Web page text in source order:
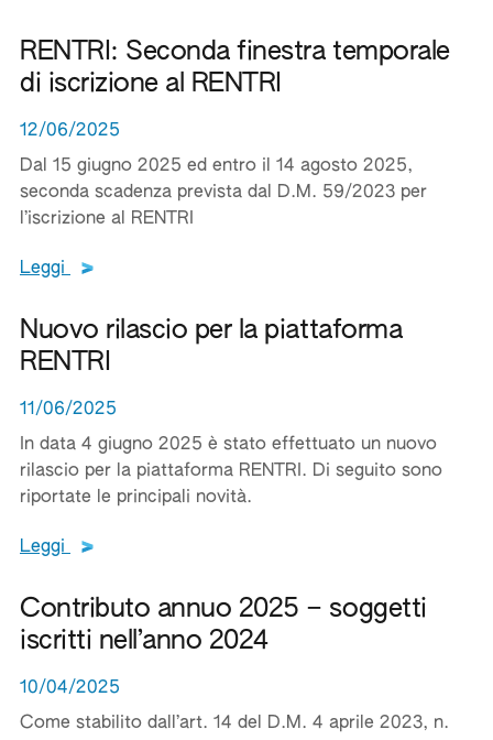
RENTRI: Seconda finestra temporale
di iscrizione al RENTRI
12/06/2025
Dal 15 giugno 2025 ed entro il 14 agosto 2025,
seconda scadenza prevista dal D.M. 59/2023 per
l’iscrizione al RENTRI
Leggi Leggi tutto il testo del documento
Nuovo rilascio per la piattaforma
RENTRI
11/06/2025
In data 4 giugno 2025 è stato effettuato un nuovo
rilascio per la piattaforma RENTRI. Di seguito sono
riportate le principali novità.
Leggi Leggi tutto il testo del documento
Contributo annuo 2025 – soggetti
iscritti nell’anno 2024
10/04/2025
Come stabilito dall’art. 14 del D.M. 4 aprile 2023, n.